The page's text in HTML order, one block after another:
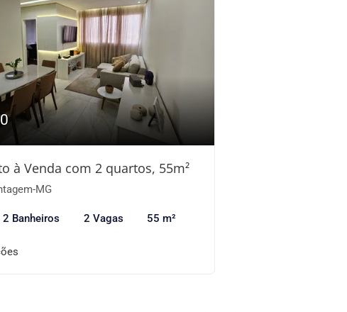
à Venda com 2 quartos, 55m²
MG
2 Banheiros 2 Vagas 55 m²